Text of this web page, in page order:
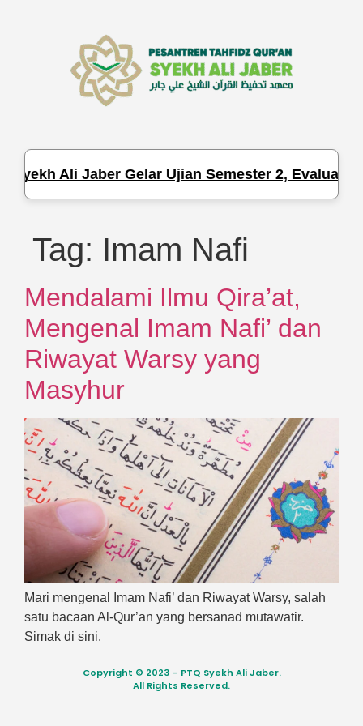
Syekh Ali Jaber Gelar Ujian Semester 2, Evaluasi
Tag: Imam Nafi
Mendalami Ilmu Qira’at,
Mengenal Imam Nafi’ dan
Riwayat Warsy yang
Masyhur
Mari mengenal Imam Nafi’ dan Riwayat Warsy, salah
satu bacaan Al-Qur’an yang bersanad mutawatir.
Simak di sini.
Copyright © 2023 – PTQ Syekh Ali Jaber.
All Rights Reserved.